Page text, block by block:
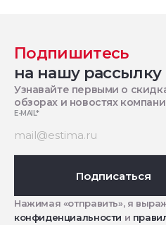
Подпишитесь
на нашу
Узнавайте первыми о
обзорах и новостях
E-MAIL*
Подписаться
Нажимая «отправить», я
конфиденциальности и